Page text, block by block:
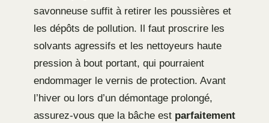
savonneuse suffit à retirer les poussières et
les dépôts de pollution. Il faut proscrire les
solvants agressifs et les nettoyeurs haute
pression à bout portant, qui pourraient
endommager le vernis de protection. Avant
l’hiver ou lors d’un démontage prolongé,
assurez-vous que la bâche est parfaitement